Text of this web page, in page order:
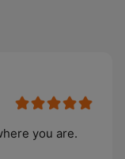
you are.